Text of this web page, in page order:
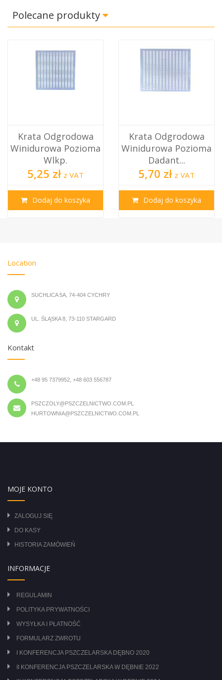
Polecane produkty
Krata Odgrodowa
Winidurowa Pozioma
Wlkp.
5,25 zł z VAT
Dodaj do koszyka
Krata Odgrodowa
Winidurowa Pozioma
Dadant...
5,70 zł z VAT
Dodaj do koszyka
Location
SUCHLICA 5A, 74-404 CYCHRY
UL. ŚLĄSKA 8, 73-110 STARGARD
Kontakt
+48 95 7379952, +48 603 556787
PSZCZOLY@PSZCZELNICTWO.COM.PL
HURTOWNIA@PSZCZELNICTWO.COM.PL
MOJE KONTO
ZALOGUJ SIĘ
DO KASY
HISTORIA ZAMÓWIEŃ
INFORMACJE
REGULAMIN
POLITYKA PRYWATNOŚCI
WYSYŁKA I PŁATNOŚĆ
FORMULARZ ZWROTU
I KONFERENCJA PSZCZELARSKA DĘBNO 2020
II KONFERENCJA PSZCZELARSKA W DĘBNIE 2022